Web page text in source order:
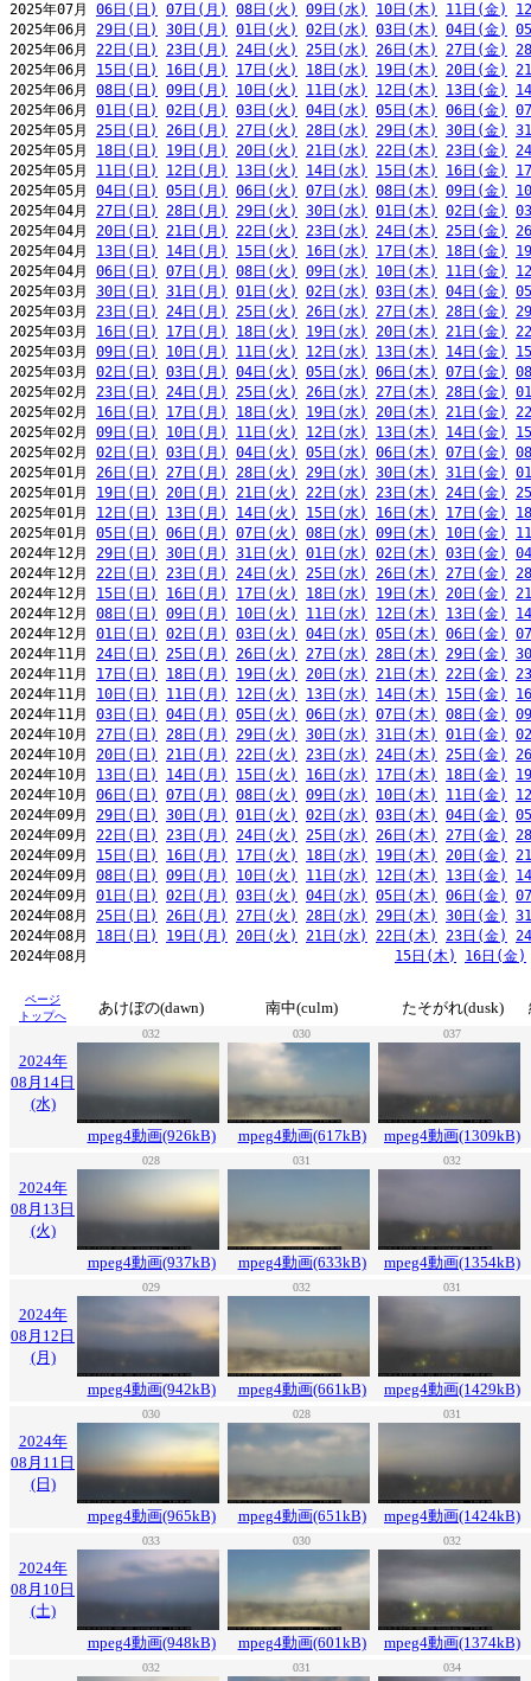
2025年07月 06日(日) 07日(月) 08日(火) 09日(水) 10日(木) 11日(金)
2025年06月 29日(日) 30日(月) 01日(火) 02日(水) 03日(木) 04日(金)
2025年06月 22日(日) 23日(月) 24日(火) 25日(水) 26日(木) 27日(金)
2025年06月 15日(日) 16日(月) 17日(火) 18日(水) 19日(木) 20日(金)
2025年06月 08日(日) 09日(月) 10日(火) 11日(水) 12日(木) 13日(金)
2025年06月 01日(日) 02日(月) 03日(火) 04日(水) 05日(木) 06日(金)
2025年05月 25日(日) 26日(月) 27日(火) 28日(水) 29日(木) 30日(金)
2025年05月 18日(日) 19日(月) 20日(火) 21日(水) 22日(木) 23日(金)
2025年05月 11日(日) 12日(月) 13日(火) 14日(水) 15日(木) 16日(金)
2025年05月 04日(日) 05日(月) 06日(火) 07日(水) 08日(木) 09日(金)
2025年04月 27日(日) 28日(月) 29日(火) 30日(水) 01日(木) 02日(金)
2025年04月 20日(日) 21日(月) 22日(火) 23日(水) 24日(木) 25日(金)
2025年04月 13日(日) 14日(月) 15日(火) 16日(水) 17日(木) 18日(金)
2025年04月 06日(日) 07日(月) 08日(火) 09日(水) 10日(木) 11日(金)
2025年03月 30日(日) 31日(月) 01日(火) 02日(水) 03日(木) 04日(金)
2025年03月 23日(日) 24日(月) 25日(火) 26日(水) 27日(木) 28日(金)
2025年03月 16日(日) 17日(月) 18日(火) 19日(水) 20日(木) 21日(金)
2025年03月 09日(日) 10日(月) 11日(火) 12日(水) 13日(木) 14日(金)
2025年03月 02日(日) 03日(月) 04日(火) 05日(水) 06日(木) 07日(金)
2025年02月 23日(日) 24日(月) 25日(火) 26日(水) 27日(木) 28日(金)
2025年02月 16日(日) 17日(月) 18日(火) 19日(水) 20日(木) 21日(金)
2025年02月 09日(日) 10日(月) 11日(火) 12日(水) 13日(木) 14日(金)
2025年02月 02日(日) 03日(月) 04日(火) 05日(水) 06日(木) 07日(金)
2025年01月 26日(日) 27日(月) 28日(火) 29日(水) 30日(木) 31日(金)
2025年01月 19日(日) 20日(月) 21日(火) 22日(水) 23日(木) 24日(金)
2025年01月 12日(日) 13日(月) 14日(火) 15日(水) 16日(木) 17日(金)
2025年01月 05日(日) 06日(月) 07日(火) 08日(水) 09日(木) 10日(金)
2024年12月 29日(日) 30日(月) 31日(火) 01日(水) 02日(木) 03日(金)
2024年12月 22日(日) 23日(月) 24日(火) 25日(水) 26日(木) 27日(金)
2024年12月 15日(日) 16日(月) 17日(火) 18日(水) 19日(木) 20日(金)
2024年12月 08日(日) 09日(月) 10日(火) 11日(水) 12日(木) 13日(金)
2024年12月 01日(日) 02日(月) 03日(火) 04日(水) 05日(木) 06日(金)
2024年11月 24日(日) 25日(月) 26日(火) 27日(水) 28日(木) 29日(金)
2024年11月 17日(日) 18日(月) 19日(火) 20日(水) 21日(木) 22日(金)
2024年11月 10日(日) 11日(月) 12日(火) 13日(水) 14日(木) 15日(金)
2024年11月 03日(日) 04日(月) 05日(火) 06日(水) 07日(木) 08日(金)
2024年10月 27日(日) 28日(月) 29日(火) 30日(水) 31日(木) 01日(金)
2024年10月 20日(日) 21日(月) 22日(火) 23日(水) 24日(木) 25日(金)
2024年10月 13日(日) 14日(月) 15日(火) 16日(水) 17日(木) 18日(金)
2024年10月 06日(日) 07日(月) 08日(火) 09日(水) 10日(木) 11日(金)
2024年09月 29日(日) 30日(月) 01日(火) 02日(水) 03日(木) 04日(金)
2024年09月 22日(日) 23日(月) 24日(火) 25日(水) 26日(木) 27日(金)
2024年09月 15日(日) 16日(月) 17日(火) 18日(水) 19日(木) 20日(金)
2024年09月 08日(日) 09日(月) 10日(火) 11日(水) 12日(木) 13日(金)
2024年09月 01日(日) 02日(月) 03日(火) 04日(水) 05日(木) 06日(金)
2024年08月 25日(日) 26日(月) 27日(火) 28日(水) 29日(木) 30日(金)
2024年08月 18日(日) 19日(月) 20日(火) 21日(水) 22日(木) 23日(金)
2024年08月 15日(木) 16日(金)
ページ
トップへ
あけぼの(dawn) 南中(culm) たそがれ(dusk)
032 030 037
2024年
08月14日
(水)
mpeg4動画(926kB)
mpeg4動画(617kB) mpeg4動画(1309kB)
028 031 032
2024年
08月13日
(火)
mpeg4動画(937kB)
mpeg4動画(633kB) mpeg4動画(1354kB)
029 032 031
2024年
08月12日
(月)
mpeg4動画(942kB)
mpeg4動画(661kB) mpeg4動画(1429kB)
030 028 031
2024年
08月11日
(日)
mpeg4動画(965kB)
mpeg4動画(651kB) mpeg4動画(1424kB)
033 030 032
2024年
08月10日
(土)
mpeg4動画(948kB)
mpeg4動画(601kB) mpeg4動画(1374kB)
032 031 034